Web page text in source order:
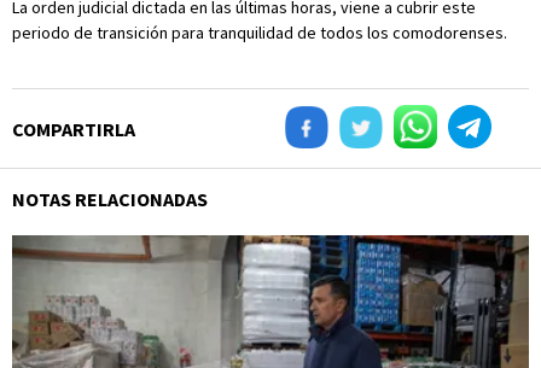
La orden judicial dictada en las últimas horas, viene a cubrir este
periodo de transición para tranquilidad de todos los comodorenses.
COMPARTIRLA
NOTAS RELACIONADAS